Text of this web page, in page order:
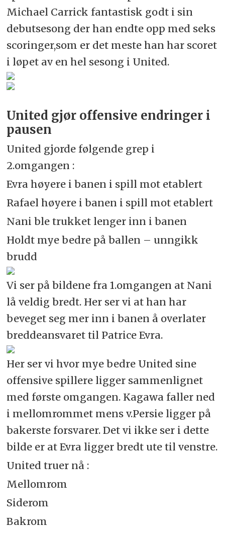
Michael Carrick fantastisk godt i sin
debutsesong der han endte opp med seks
scoringer,som er det meste han har scoret
i løpet av en hel sesong i United.
United gjør offensive endringer i
pausen
United gjorde følgende grep i
2.omgangen :
Evra høyere i banen i spill mot etablert
Rafael høyere i banen i spill mot etablert
Nani ble trukket lenger inn i banen
Holdt mye bedre på ballen – unngikk
brudd
Vi ser på bildene fra 1.omgangen at Nani
lå veldig bredt. Her ser vi at han har
beveget seg mer inn i banen å overlater
breddeansvaret til Patrice Evra.
Her ser vi hvor mye bedre United sine
offensive spillere ligger sammenlignet
med første omgangen. Kagawa faller ned
i mellomrommet mens v.Persie ligger på
bakerste forsvarer. Det vi ikke ser i dette
bilde er at Evra ligger bredt ute til venstre.
United truer nå :
Mellomrom
Siderom
Bakrom